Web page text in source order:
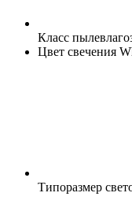
Класс
Цвет свечения
Типоразмер